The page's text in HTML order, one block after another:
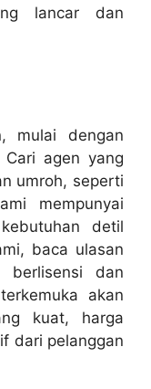
lancar dan
mulai dengan
Cari agen yang
umroh, seperti
mempunyai
detil
baca ulasan
berlisensi dan
akan
kuat, harga
dari pelanggan